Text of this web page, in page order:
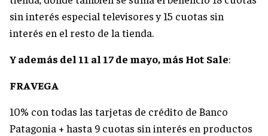
sin interés especial televisores y 15 cuotas sin
interés en el resto de la tienda.
Y además del 11 al 17 de mayo, más Hot Sale:
FRAVEGA
10% con todas las tarjetas de crédito de Banco
Patagonia + hasta 9 cuotas sin interés en productos